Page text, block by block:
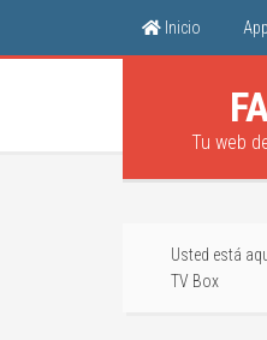
Inicio
Tu web
Usted está
TV Box